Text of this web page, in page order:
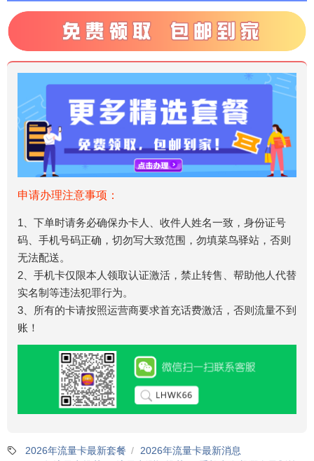
申请办理注意事项：
1、下单时请务必确保办卡人、收件人姓名一致，身份证号
码、手机号码正确，切勿写大致范围，勿填菜鸟驿站，否则
无法配送。
2、手机卡仅限本人领取认证激活，禁止转售、帮助他人代替
实名制等违法犯罪行为。
3、所有的卡请按照运营商要求首充话费激活，否则流量不到
账！
2026年流量卡最新套餐
2026年流量卡最新消息